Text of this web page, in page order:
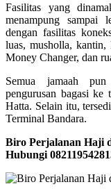
Fasilitas yang
menampung sampai
dengan fasilitas
luas, musholla,
Money Changer, dan
Semua jamaah
pengurusan bagasi ke
Hatta. Selain itu,
Terminal Bandara.
Biro Perjalanan Haji
Hubungi